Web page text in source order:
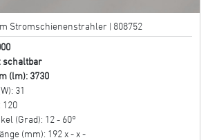
Stromschienenstrahler | 808752
schaltbar
(lm): 3730
31
(Grad): 12 - 60°
(mm): 192 x - x -